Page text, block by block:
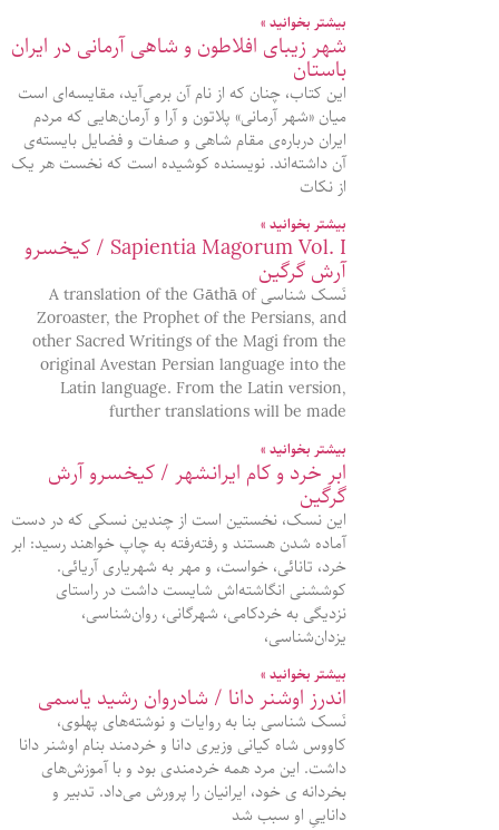
بیشتر بخوانید »
شهر زیبای افلاطون و شاهی آرمانی در ایران
باستان
این کتاب، چنان که از نام آن برمی‌آید، مقایسه‌ای‌ است
میان «شهر آرمانی» پلاتون و آرا و آرمان‌هایی که مردم
ایران درباره‌‌ی مقام شاهی و صفات و فضایل بایسته‌ی
آن داشته‌اند. نویسنده کوشیده است که نخست هر یک
از نکات
بیشتر بخوانید »
Sapientia Magorum Vol. I / کیخسرو
آرش گرگین
نَسک شناسی A translation of the Gāthā of
Zoroaster, the Prophet of the Persians, and
other Sacred Writings of the Magi from the
original Avestan Persian language into the
Latin language. From the Latin version,
further translations will be made
بیشتر بخوانید »
ابر خرد و کام ایرانشهر / کیخسرو آرش
گرگین
این نسک، نخستین است از چندین نسکی که در دست
آماده شدن هستند و رفته‌رفته به چاپ خواهند رسید: ابر
خرد، تانائی، خواست، و مهر به شهریاری آریائی.
کوششنی انگاشته‌اش شایست داشت در راستای
نزدیگی به خردکامی، شهرگانی، روان‌شناسی،
یزدان‌شناسی،
بیشتر بخوانید »
اندرز اوشنر دانا / شادروان رشید یاسمی
نَسک شناسی بنا به روایات و نوشته‌های پهلوی،
کاووس شاه کیانی وزیری دانا و خردمند بنام اوشنر دانا
داشت. این مرد همه خردمندی بود و با آموزش‌های
بخردانه ی خود، ایرانیان را پرورش می‌داد. تدبیر و
داناییِ او سبب شد